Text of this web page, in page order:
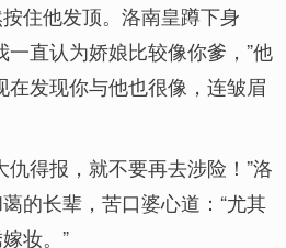
住他发顶。洛南皇蹲下身
一直认为娇娘比较像你爹，”他
在发现你与他也很像，连皱眉
仇得报，就不要再去涉险！”洛
的长辈，苦口婆心道：“尤其
妆。”